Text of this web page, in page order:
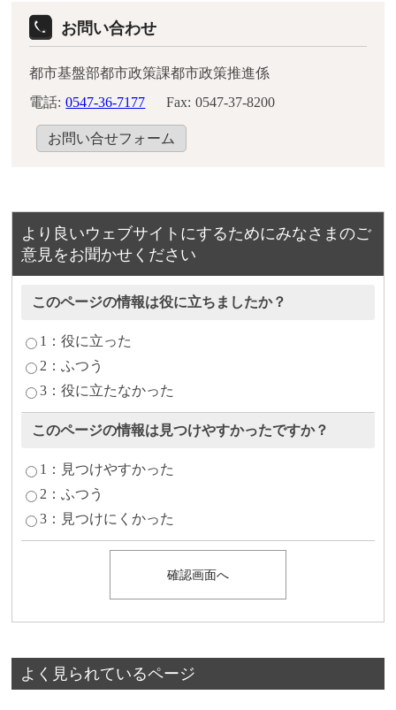
お問い合わせ
都市基盤部都市政策課都市政策推進係
電話: 0547-36-7177 Fax: 0547-37-8200
お問い合せフォーム
より良いウェブサイトにするためにみなさまのご
意見をお聞かせください
このページの情報は役に立ちましたか？
1：役に立った
2：ふつう
3：役に立たなかった
このページの情報は見つけやすかったですか？
1：見つけやすかった
2：ふつう
3：見つけにくかった
よく見られているページ